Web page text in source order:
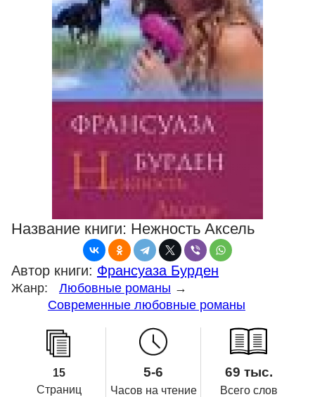
Название книги: Нежность Аксель
Автор книги: Франсуаза Бурден
Жанр: Любовные романы →
Современные любовные романы
15
Страниц
5-6
Часов на чтение
69 тыс.
Всего слов